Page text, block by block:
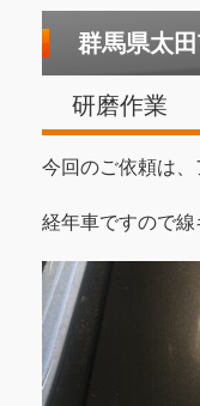
群馬県太
研磨作業
今回のご依頼は、
経年車ですので